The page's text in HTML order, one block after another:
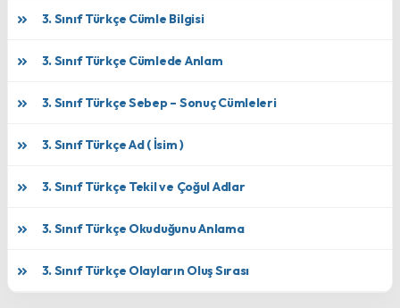
3. Sınıf Türkçe Cümle Bilgisi
3. Sınıf Türkçe Cümlede Anlam
3. Sınıf Türkçe Sebep – Sonuç Cümleleri
3. Sınıf Türkçe Ad ( İsim )
3. Sınıf Türkçe Tekil ve Çoğul Adlar
3. Sınıf Türkçe Okuduğunu Anlama
3. Sınıf Türkçe Olayların Oluş Sırası